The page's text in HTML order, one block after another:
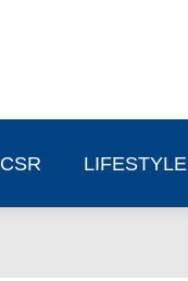
CSR LIFESTYLE